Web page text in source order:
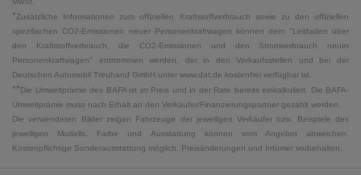
*Zusätzliche Informationen zum offiziellen Kraftstoffverbrauch sowie zu den offiziellen
spezifischen CO2-Emissionen neuer Personenkraftwagen können dem "Leitfaden über
den Kraftstoffverbrauch, die CO2-Emissionen und den Stromverbrauch neuer
Personenkraftwagen" entnommen werden, der in den Verkaufsstellen und bei der
Deutschen Automobil Treuhand GmbH unter www.dat.de kostenfrei verfügbar ist.
**Die Umweltprämie des BAFA ist im Preis und in der Rate bereits einkalkuliert. Die BAFA-
Umweltprämie muss nach Erhalt an den Verkäufer/Finanzierungspartner gezahlt werden.
Die verwendeten Bilder zeigen Fahrzeuge der jeweiligen Verkäufer bzw. Beispiele des
jeweiligen Modells. Farbe und Ausstattung können vom Angebot abweichen.
Kostenpflichtige Sonderausstattung möglich. Preisänderungen und Irrtümer vorbehalten.